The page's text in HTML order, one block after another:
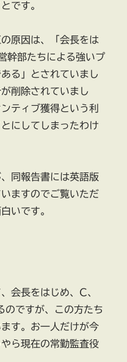
です。
原因は、「会長をは
幹部たちによる強いプ
る」とされていまし
削除されていまし
ティブ獲得という利
にしてしまったわけ
同報告書には英語版
ますのでご覧いただ
いです。
会長をはじめ、C、
のですが、この方たち
す。お一人だけが今
ら現在の常勤監査役